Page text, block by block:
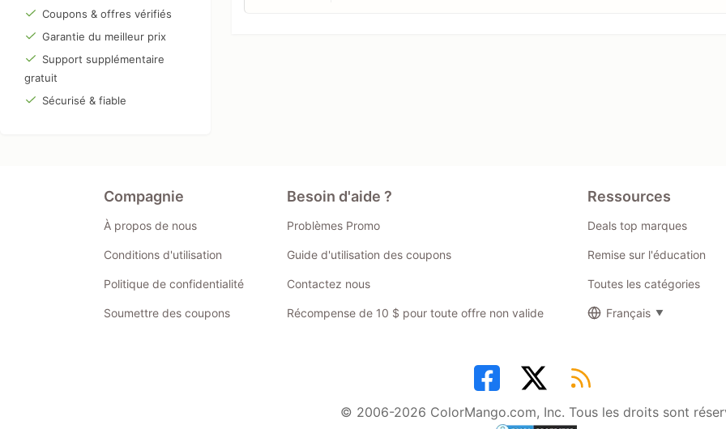
Coupons & offres vérifiés
Garantie du meilleur prix
Support supplémentaire
gratuit
Sécurisé & fiable
Compagnie
À propos de nous
Conditions d'utilisation
Politique de confidentialité
Soumettre des coupons
Besoin d'aide ?
Problèmes Promo
Guide d'utilisation des coupons
Contactez nous
Récompense de 10 $ pour toute offre non valide
Ressources
Deals top marques
Remise sur l'éducation
Toutes les catégories
Français
© 2006-2026 ColorMango.com, Inc. Tous les droits sont